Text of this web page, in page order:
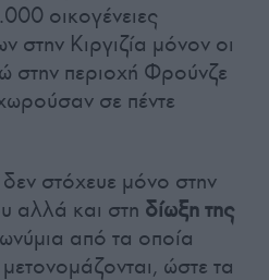
οικογένειες
στην Κιργιζία μόνον οι
στην περιοχή Φρούνζε
σε πέντε
στόχευε μόνο στην
αλλά και στη δίωξη της
από τα οποία
ώστε τα